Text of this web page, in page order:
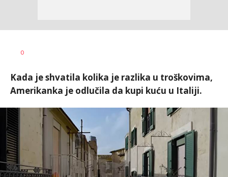
AUTOR
0
Kada je shvatila kolika je razlika u troškovima,
Amerikanka je odlučila da kupi kuću u Italiji.